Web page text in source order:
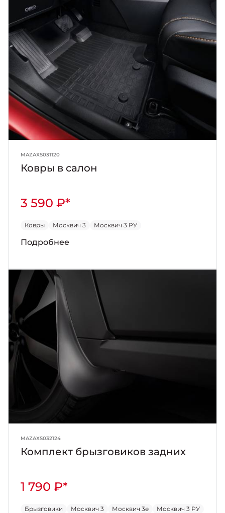
MAZAXS031120
Ковры в салон
3 590 ₽*
Ковры Москвич 3 Москвич 3 РУ
Подробнее
MAZAXS032124
Комплект брызговиков задних
1 790 ₽*
Брызговики Москвич 3 Москвич 3е Москвич 3 РУ